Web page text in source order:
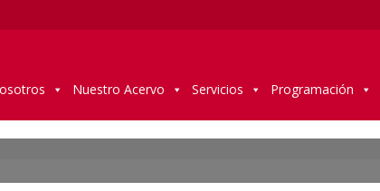
Nuestro Acervo Servicios Programación